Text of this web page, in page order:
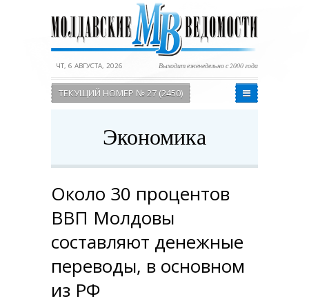
ЧТ, 6 АВГУСТА, 2026 Выходит еженедельно с 2000 года
ТЕКУЩИЙ НОМЕР № 27 (2450)
Экономика
Около 30 процентов
ВВП Молдовы
составляют денежные
переводы, в основном
из РФ